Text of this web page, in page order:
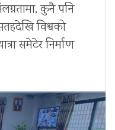
कुनै पनि
विश्वको
समेटेर निर्माण